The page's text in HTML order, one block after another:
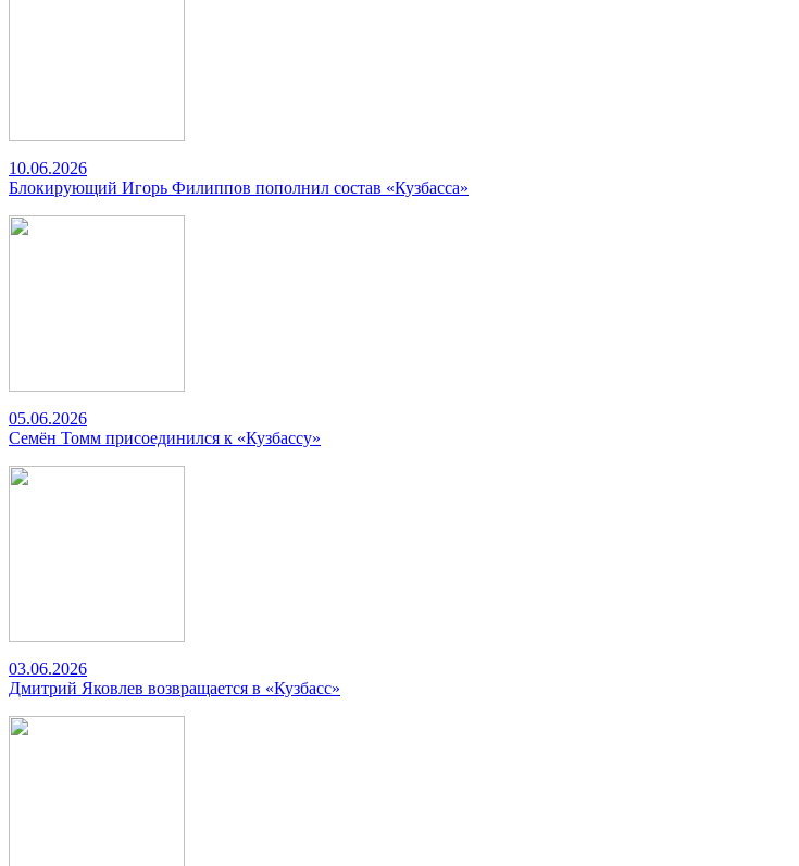
10.06.2026
Блокирующий Игорь Филиппов пополнил состав «Кузбасса»
05.06.2026
Семён Томм присоединился к «Кузбассу»
03.06.2026
Дмитрий Яковлев возвращается в «Кузбасс»